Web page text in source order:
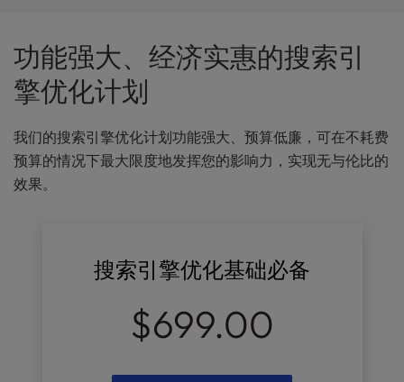
功能强大、经济实惠的搜索引
擎优化计划
我们的搜索引擎优化计划功能强大、预算低廉，可在不耗费
预算的情况下最大限度地发挥您的影响力，实现无与伦比的
效果。
搜索引擎优化基础必备
$699.00